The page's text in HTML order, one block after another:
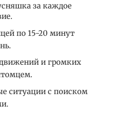
за каждое
по 15-20 минут
и громких
ситуации с поиском